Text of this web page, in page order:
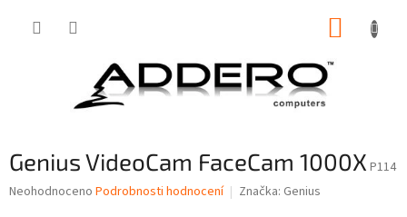
Genius VideoCam FaceCam 1000X P114
Průměrné
Neohodnoceno Podrobnosti hodnocení Značka: Genius